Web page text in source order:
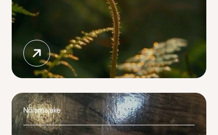
Nõiamajake